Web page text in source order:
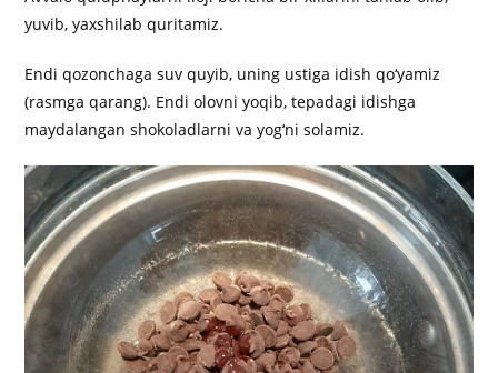
yuvib, yaxshilab quritamiz.
Endi qozonchaga suv quyib, uning ustiga idish qo‘yamiz
(rasmga qarang). Endi olovni yoqib, tepadagi idishga
maydalangan shokoladlarni va yog‘ni solamiz.